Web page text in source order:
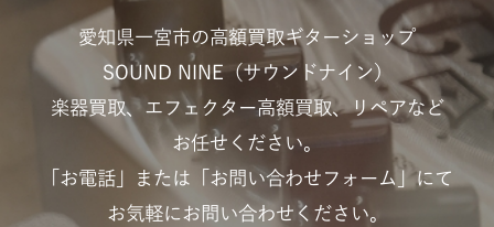
愛知県一宮市の高額買取ギターショップ
SOUND NINE（サウンドナイン）
楽器買取、エフェクター高額買取、リペアなど
お任せください。
「お電話」または「お問い合わせフォーム」にて
お気軽にお問い合わせください。